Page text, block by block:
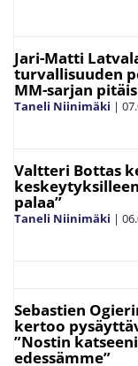
Jari-Matti
turvallisuuden
MM-sarjan
Taneli Niinimäki |
Valtteri Bottas
palaa”
Taneli Niinimäki |
Sebastien
kertoo
”Nostin
edessämme”